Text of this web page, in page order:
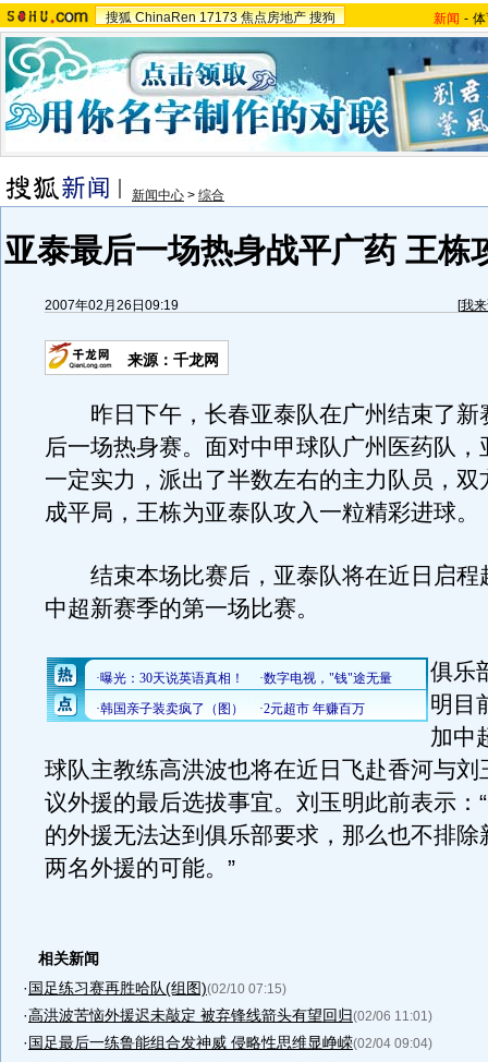
搜狐 ChinaRen 17173 焦点房地产 搜狗 新闻 -
新闻中心 > 综合
亚泰最后一场热身战平广药 王栋
2007年02月26日09:19 [我
来源：千龙网
昨日下午，长春亚泰队在广州结束了新
后一场热身赛。面对中甲球队广州医药队，
一定实力，派出了半数左右的主力队员，双
成平局，王栋为亚泰队攻入一粒精彩进球。
结束本场比赛后，亚泰队将在近日启程
中超新赛季的第一场比赛。
俱乐
明目
加中
球队主教练高洪波也将在近日飞赴香河与刘
议外援的最后选拔事宜。刘玉明此前表示：
的外援无法达到俱乐部要求，那么也不排除
两名外援的可能。”
相关新闻
·国足练习赛再胜哈队(组图)(02/10 07:15)
·高洪波苦恼外援迟未敲定 被弃锋线箭头有望回归(02/06 11:01)
·国足最后一练鲁能组合发神威 侵略性思维显峥嵘(02/04 09:04)